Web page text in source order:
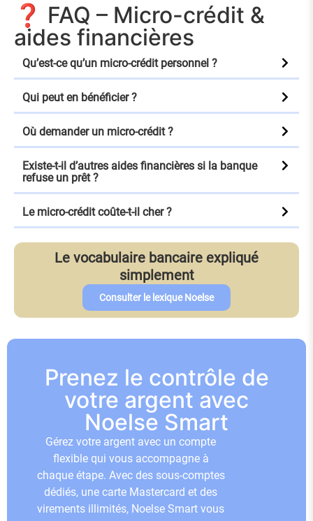
❓ FAQ – Micro-crédit &
aides financières
Qu’est-ce qu’un micro-crédit personnel ?
Qui peut en bénéficier ?
Où demander un micro-crédit ?
Existe-t-il d’autres aides financières si la banque
refuse un prêt ?
Le micro-crédit coûte-t-il cher ?
Le vocabulaire bancaire expliqué
simplement
Consulter le lexique Noelse
Prenez le contrôle de
votre argent avec
Noelse Smart
Gérez votre argent avec un compte
flexible qui vous accompagne à
chaque étape. Avec des sous-comptes
dédiés, une carte Mastercard et des
virements illimités, Noelse Smart vous